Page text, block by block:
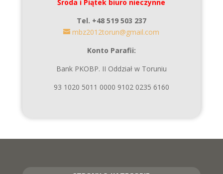
Środa i Piątek biuro nieczynne
Tel. +48 519 503 237
mbz2012torun@gmail.com
Konto Parafii:
Bank PKOBP. II Oddział w Toruniu
93 1020 5011 0000 9102 0235 6160